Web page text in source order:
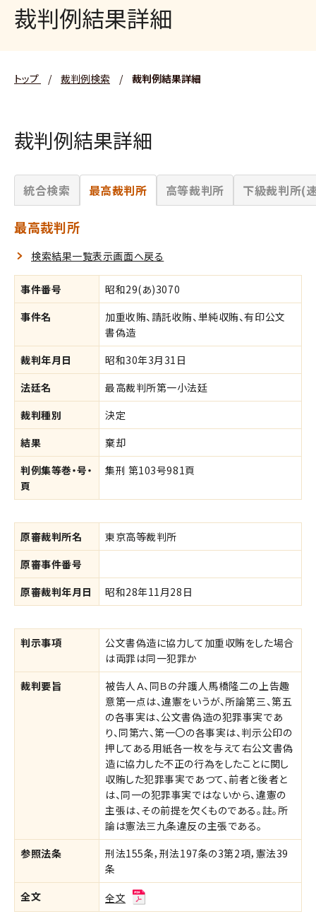
裁判例結果詳細
トップ / 裁判例検索 / 裁判例結果詳細
裁判例結果詳細
統合検索 最高裁判所 高等裁判所 下級裁判所(
最高裁判所
検索結果一覧表示画面へ戻る
事件番号
昭和29(あ)3070
事件名
加重收賄、請託收賄、単純収賄、有印公文
書偽造
裁判年月日
昭和30年3月31日
法廷名
最高裁判所第一小法廷
裁判種別
決定
結果
棄却
判例集等巻・号・
頁
集刑 第103号981頁
原審裁判所名
東京高等裁判所
原審事件番号
原審裁判年月日
昭和28年11月28日
判示事項
公文書偽造に協力して加重収賄をした場合
は両罪は同一犯罪か
裁判要旨
被告人Ａ、同Ｂの弁護人馬橋隆二の上告趣
意第一点は、違憲をいうが、所論第三、第五
の各事実は、公文書偽造の犯罪事実であ
り、同第六、第一〇の各事実は、判示公印の
押してある用紙各一枚を与えて右公文書偽
造に協力した不正の行為をしたことに関し
収賄した犯罪事実であつて、前者と後者と
は、同一の犯罪事実ではないから、違憲の
主張は、その前提を欠くものである。註。所
論は憲法三九条違反の主張である。
参照法条
刑法155条，刑法197条の3第2項，憲法39
条
全文
全文